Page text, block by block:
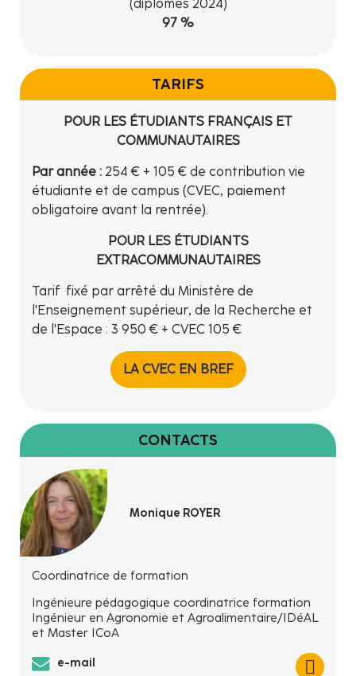
(diplômés 2024)
97 %
TARIFS
POUR LES ÉTUDIANTS FRANÇAIS ET
COMMUNAUTAIRES
Par année : 254 € + 105 € de contribution vie
étudiante et de campus (CVEC, paiement
obligatoire avant la rentrée).
POUR LES ÉTUDIANTS
EXTRACOMMUNAUTAIRES
Tarif fixé par arrêté du Ministère de
l'Enseignement supérieur, de la Recherche et
de l'Espace : 3 950 € + CVEC 105 €
LA CVEC EN BREF
CONTACTS
Monique ROYER
Coordinatrice de formation
Ingénieure pédagogique coordinatrice formation
Ingénieur en Agronomie et Agroalimentaire/IDéAL
et Master ICoA
e-mail